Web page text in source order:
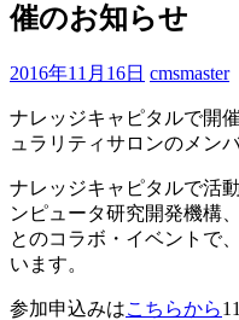
催のお知らせ
2016年11月16日 cmsmaster
ナレッジキャピタルで開
ュラリティサロンのメン
ナレッジキャピタルで活
ンピュータ研究開発機構
とのコラボ・イベントで
います。
参加申込みはこちらから